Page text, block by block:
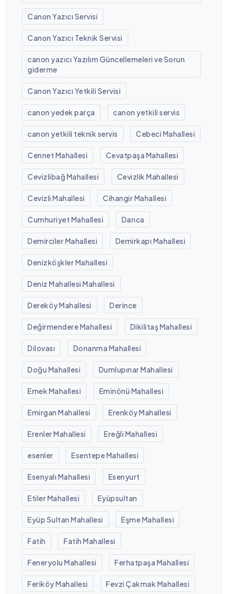
Canon Yazıcı Servisi
Canon Yazıcı Teknik Servisi
canon yazıcı Yazılım Güncellemeleri ve Sorun
giderme
Canon Yazıcı Yetkili Servisi
canon yedek parça canon yetkili servis
canon yetkili teknik servis Cebeci Mahallesi
Cennet Mahallesi Cevatpaşa Mahallesi
Cevizlibağ Mahallesi Cevizlik Mahallesi
Cevizli Mahallesi Cihangir Mahallesi
Cumhuriyet Mahallesi Darıca
Demirciler Mahallesi Demirkapı Mahallesi
Denizköşkler Mahallesi
Deniz Mahallesi Mahallesi
Dereköy Mahallesi Derince
Değirmendere Mahallesi Dikilitaş Mahallesi
Dilovası Donanma Mahallesi
Doğu Mahallesi Dumlupınar Mahallesi
Emek Mahallesi Eminönü Mahallesi
Emirgan Mahallesi Erenköy Mahallesi
Erenler Mahallesi Ereğli Mahallesi
esenler Esentepe Mahallesi
Esenyalı Mahallesi Esenyurt
Etiler Mahallesi Eyüpsultan
Eyüp Sultan Mahallesi Eşme Mahallesi
Fatih Fatih Mahallesi
Feneryolu Mahallesi Ferhatpaşa Mahallesi
Feriköy Mahallesi Fevzi Çakmak Mahallesi